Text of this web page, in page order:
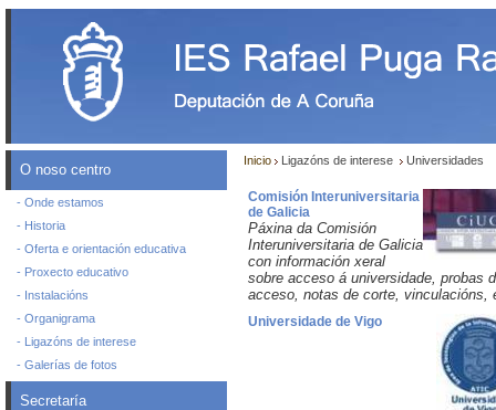
O noso centro
- Onde estamos
- Historia
- Oferta e orientación educativa
- Proxecto educativo
- Instalacións
- Organigrama
- Ligazóns de interese
- Galerías de fotos
Secretaría
Inicio Ligazóns de interese Universidades
Comisión Interuniversitaria
de Galicia
Páxina da Comisión
Interuniversitaria de Galicia
con información xeral
sobre acceso á universidade, probas
acceso, notas de corte, vinculacións,
Universidade de Vigo